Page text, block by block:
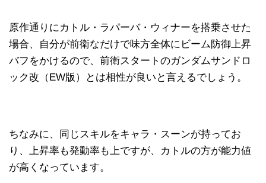
原作通りにカトル・ラパーバ・ウィナーを搭乗させた
場合、自分が前衛なだけで味方全体にビーム防御上昇
バフをかけるので、前衛スタートのガンダムサンドロ
ック改（EW版）とは相性が良いと言えるでしょう。
ちなみに、同じスキルをキャラ・スーンが持ってお
り、上昇率も発動率も上ですが、カトルの方が能力値
が高くなっています。